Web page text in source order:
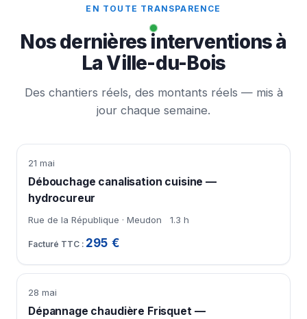
EN TOUTE TRANSPARENCE
Nos dernières interventions à
La Ville-du-Bois
Des chantiers réels, des montants réels — mis à
jour chaque semaine.
21 mai
Débouchage canalisation cuisine —
hydrocureur
Rue de la République · Meudon 1.3 h
295 €
28 mai
Dépannage chaudière Frisquet —